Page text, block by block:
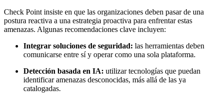
Check Point insiste en que las organizaciones deben pasar de una
postura reactiva a una estrategia proactiva para enfrentar estas
amenazas. Algunas recomendaciones clave incluyen:
Integrar soluciones de seguridad: las herramientas deben
comunicarse entre sí y operar como una sola plataforma.
Detección basada en IA: utilizar tecnologías que puedan
identificar amenazas desconocidas, más allá de las ya
catalogadas.